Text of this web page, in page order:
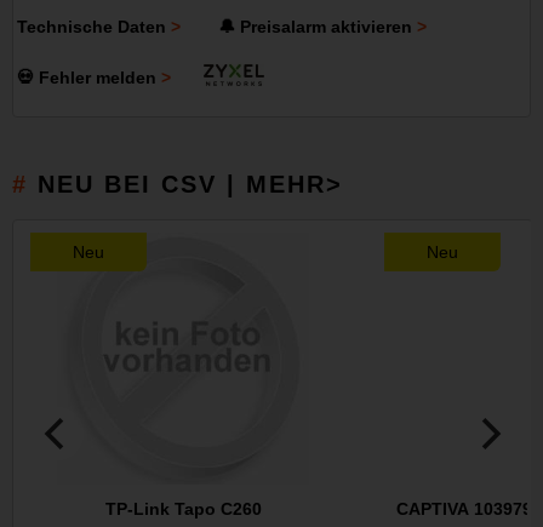
Technische Daten 🔔 Preisalarm aktivieren
💀 Fehler melden
NEU BEI CSV | MEHR>
Neu
TP-Link Tapo C260
Neu
CAPTIVA 103979